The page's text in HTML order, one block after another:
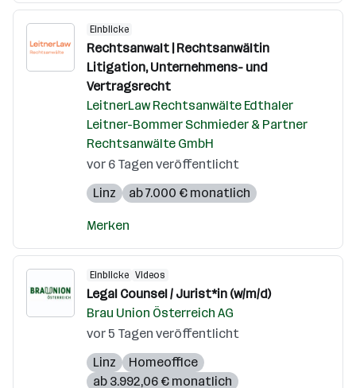
Einblicke
Rechtsanwalt | Rechtsanwältin
Litigation, Unternehmens- und
Vertragsrecht
LeitnerLaw Rechtsanwälte Edthaler
Leitner-Bommer Schmieder & Partner
Rechtsanwälte GmbH
vor 6 Tagen veröffentlicht
Linz
ab 7.000 € monatlich
Merken
Einblicke Videos
Legal Counsel / Jurist*in (w/m/d)
Brau Union Österreich AG
vor 5 Tagen veröffentlicht
Linz
Homeoffice
ab 3.992,06 € monatlich